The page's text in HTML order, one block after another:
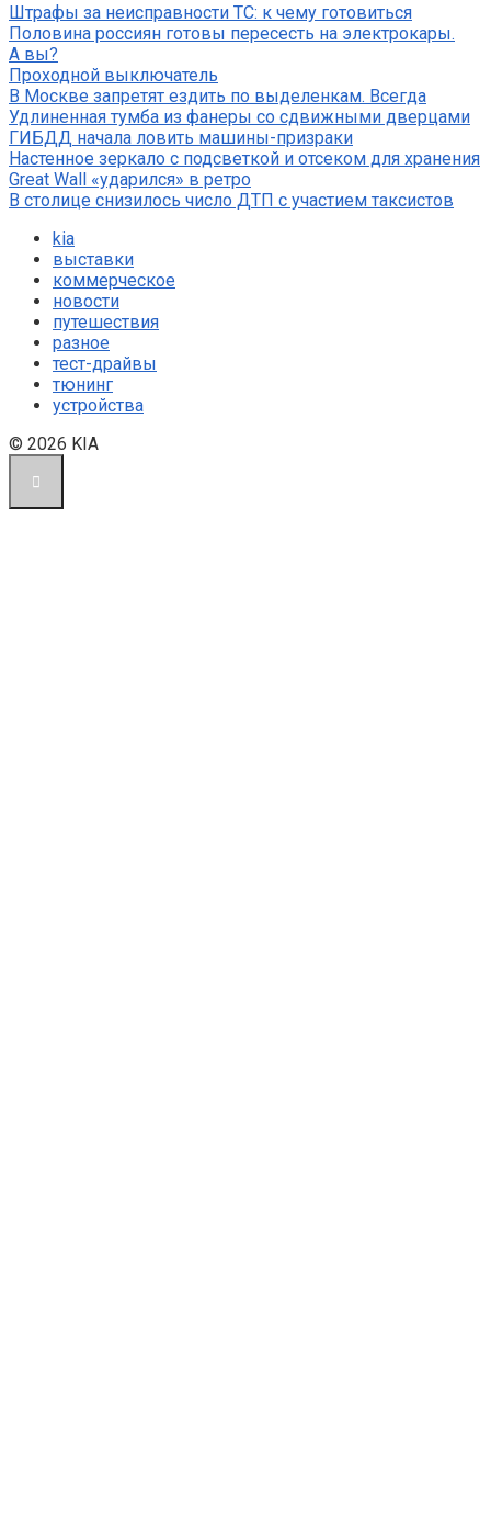
Штрафы за неисправности ТС: к чему готовиться
Половина россиян готовы пересесть на электрокары.
А вы?
Проходной выключатель
В Москве запретят ездить по выделенкам. Всегда
Удлиненная тумба из фанеры со сдвижными дверцами
ГИБДД начала ловить машины-призраки
Настенное зеркало с подсветкой и отсеком для хранения
Great Wall «ударился» в ретро
В столице снизилось число ДТП с участием таксистов
kia
выставки
коммерческое
новости
путешествия
разное
тест-драйвы
тюнинг
устройства
© 2026 KIA